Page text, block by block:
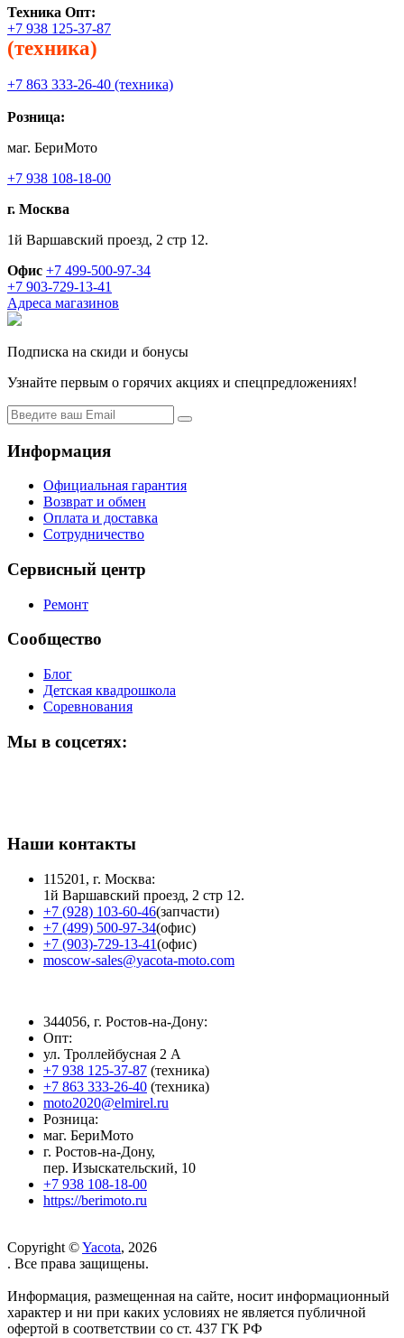
Техника Опт:
+7 938 125-37-87
(техника)
+7 863 333-26-40 (техника)
Розница:
маг. БериМото
+7 938 108-18-00
г. Москва
1й Варшавский проезд, 2 стр 12.
Офис +7 499-500-97-34
+7 903-729-13-41
Адреса магазинов
Подписка на скиди и бонусы
Узнайте первым о горячих акциях и спецпредложениях!
Информация
Официальная гарантия
Возврат и обмен
Оплата и доставка
Сотрудничество
Сервисный центр
Ремонт
Сообщество
Блог
Детская квадрошкола
Соревнования
Мы в соцсетях:
Наши контакты
115201, г. Москва:
1й Варшавский проезд, 2 стр 12.
+7 (928) 103-60-46(запчасти)
+7 (499) 500-97-34(офис)
+7 (903)-729-13-41(офис)
moscow-sales@yacota-moto.com
344056, г. Ростов-на-Дону:
Опт:
ул. Троллейбусная 2 А
+7 938 125-37-87 (техника)
+7 863 333-26-40 (техника)
moto2020@elmirel.ru
Розница:
маг. БериМото
г. Ростов-на-Дону,
пер. Изыскательский, 10
+7 938 108-18-00
https://berimoto.ru
Copyright ©Yacota, 2026
. Все права защищены.
Информация, размещенная на сайте, носит информационный
характер и ни при каких условиях не является публичной
офертой в соответствии со ст. 437 ГК РФ